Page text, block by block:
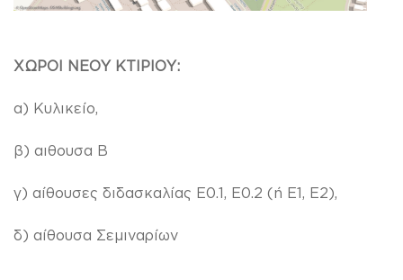
ΧΩΡΟΙ ΝΕΟΥ ΚΤΙΡΙΟΥ:
α) Κυλικείο,
β) αιθουσα Β
γ) αίθουσες διδασκαλίας Ε0.1, Ε0.2 (ή Ε1, Ε2),
δ) αίθουσα Σεμιναρίων